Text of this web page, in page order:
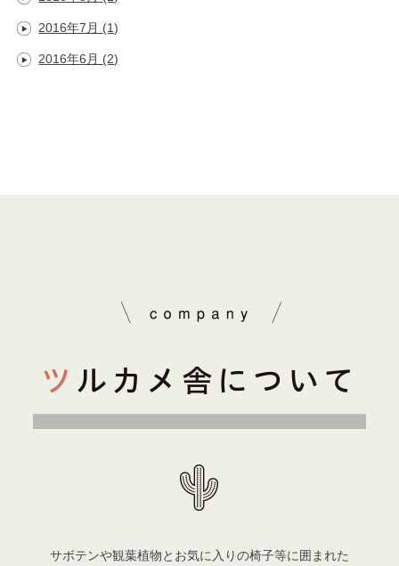
2016年7月 (1)
2016年6月 (2)
サボテンや観葉植物とお気に入りの椅子等に囲まれた